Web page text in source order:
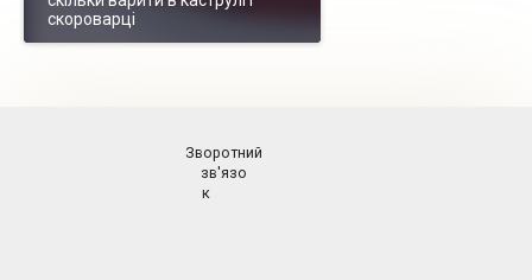
скороварці
Зворотний
зв'язо
к